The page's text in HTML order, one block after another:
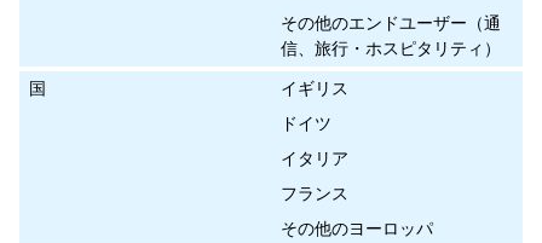
その他のエンドユーザー（通
信、旅行・ホスピタリティ）
国
イギリス
ドイツ
イタリア
フランス
その他のヨーロッパ